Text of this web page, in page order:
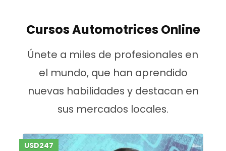
o
Cursos Automotrices Online
Únete a miles de profesionales en
el mundo, que han aprendido
nuevas habilidades y destacan en
sus mercados locales.
USD247